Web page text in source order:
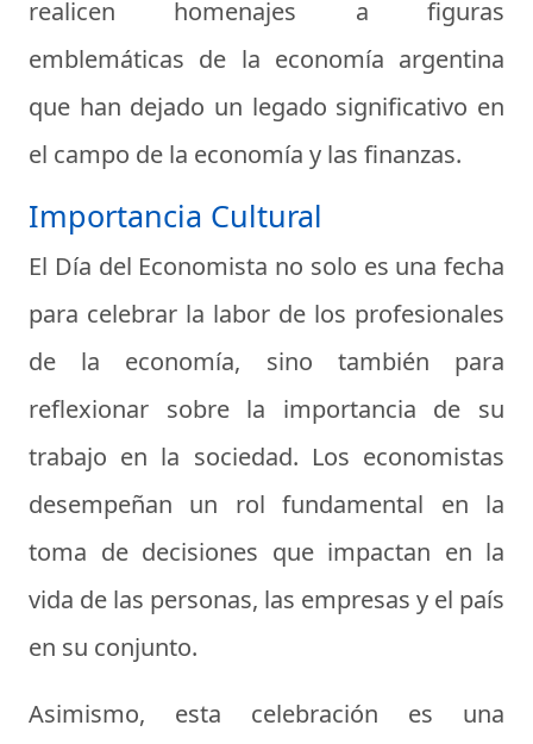
realicen homenajes a figuras
emblemáticas de la economía argentina
que han dejado un legado significativo en
el campo de la economía y las finanzas.
Importancia Cultural
El Día del Economista no solo es una fecha
para celebrar la labor de los profesionales
de la economía, sino también para
reflexionar sobre la importancia de su
trabajo en la sociedad. Los economistas
desempeñan un rol fundamental en la
toma de decisiones que impactan en la
vida de las personas, las empresas y el país
en su conjunto.
Asimismo, esta celebración es una